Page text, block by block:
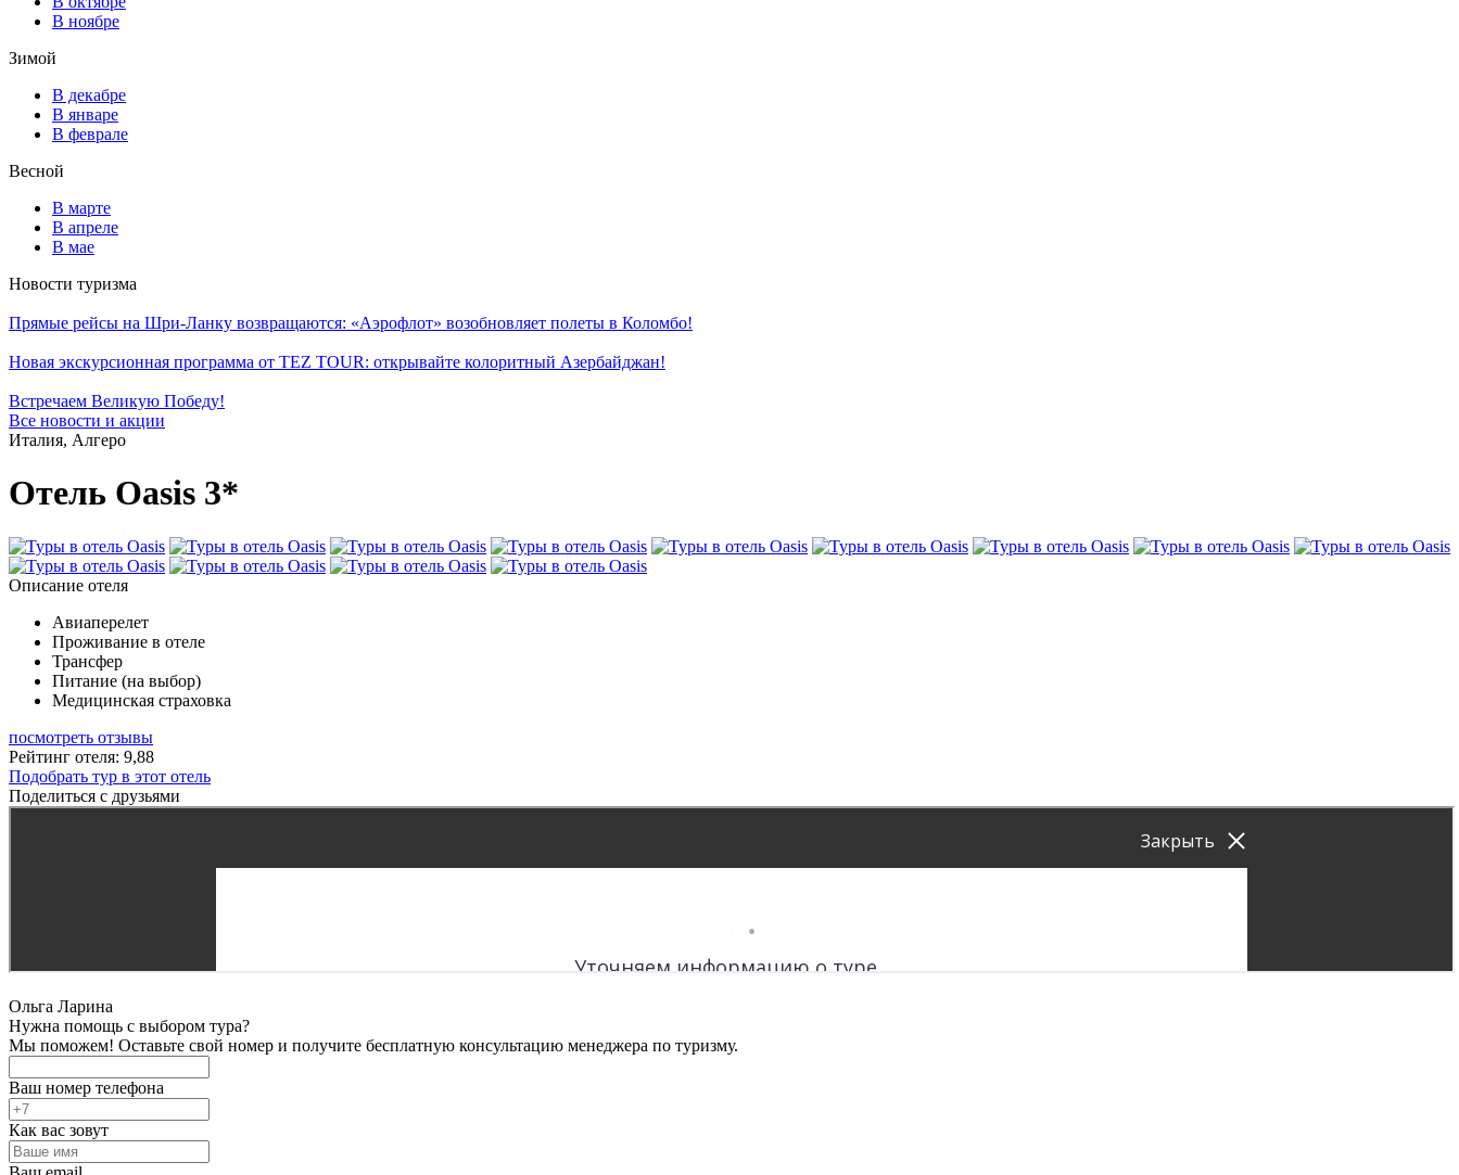
В ноябре
Зимой
В декабре
В январе
В феврале
Весной
В марте
В апреле
В мае
Новости туризма
Прямые рейсы на Шри-Ланку возвращаются: «Аэрофлот» возобновляет полеты в Коломбо!
Новая экскурсионная программа от TEZ TOUR: открывайте колоритный Азербайджан!
Встречаем Великую Победу!
Все новости и акции
Италия, Алгеро
Отель Oasis 3*
Описание отеля
Авиаперелет
Проживание в отеле
Трансфер
Питание (на выбор)
Медицинская страховка
посмотреть отзывы
Рейтинг отеля: 9,88
Подобрать тур в этот отель
Поделиться с друзьями
Ольга Ларина
Нужна помощь с выбором тура?
Мы поможем! Оставьте свой номер и получите бесплатную консультацию менеджера по туризму.
Ваш номер телефона
Как вас зовут